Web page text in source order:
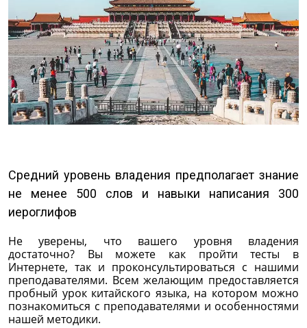
Средний уровень владения предполагает знание
не менее 500 слов и навыки написания 300
иероглифов
Не уверены, что вашего уровня владения
достаточно? Вы можете как пройти тесты в
Интернете, так и проконсультироваться с нашими
преподавателями. Всем желающим предоставляется
пробный урок китайского языка, на котором можно
познакомиться с преподавателями и особенностями
нашей методики.